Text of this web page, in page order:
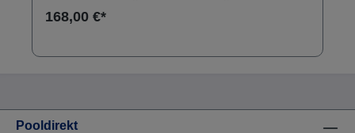
168,00 €*
Pooldirekt